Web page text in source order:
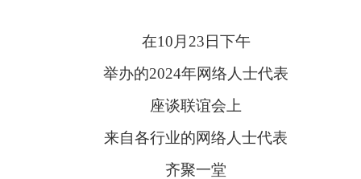
在10月23日下午
举办的2024年网络人士代表
座谈联谊会上
来自各行业的网络人士代表
齐聚一堂